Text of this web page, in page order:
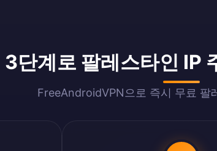
3단계로 팔레스타인 IP
FreeAndroidVPN으로 즉시 무료 팔